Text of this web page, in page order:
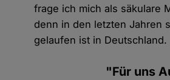
frage ich mich als säkulare
denn in den letzten Jahren
gelaufen ist in Deutschland.
"Für uns